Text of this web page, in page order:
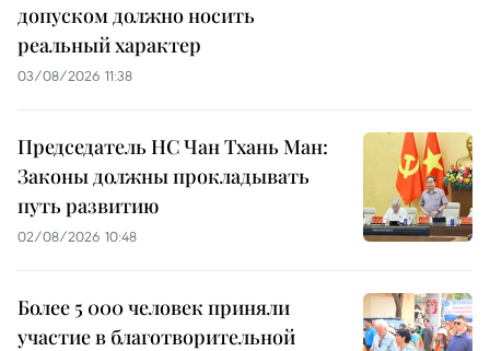
допуском должно носить
реальный характер
03/08/2026 11:38
Председатель НС Чан Тхань Ман:
Законы должны прокладывать
путь развитию
02/08/2026 10:48
Более 5 000 человек приняли
участие в благотворительной